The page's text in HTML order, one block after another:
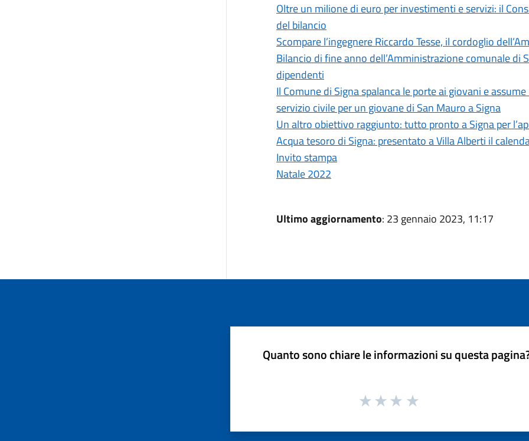
Oltre un milione di euro per investimenti e servizi: il
del bilancio
Scompare l’ingegnere Riccardo Tesse, il cordoglio
Bilancio di fine anno dell’Amministrazione comunale di
dipendenti
Il Comune di Signa spalanca le porte ai giovani e
servizio civile per un giovane di San Mauro a Signa
Un altro obiettivo raggiunto: tutto pronto a Signa per
Acqua tesoro di Signa: presentato a Villa Alberti il
Invito stampa
Natale 2022
Ultimo aggiornamento: 23 gennaio 2023, 11:17
Quanto sono chiare le informazioni su questa